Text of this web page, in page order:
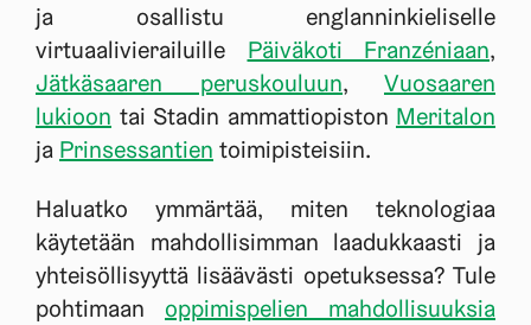
ja osallistu englanninkieliselle
virtuaalivierailuille Päiväkoti Franzéniaan,
Jätkäsaaren peruskouluun, Vuosaaren
lukioon tai Stadin ammattiopiston Meritalon
ja Prinsessantien toimipisteisiin.
Haluatko ymmärtää, miten teknologiaa
käytetään mahdollisimman laadukkaasti ja
yhteisöllisyyttä lisäävästi opetuksessa? Tule
pohtimaan oppimispelien mahdollisuuksia